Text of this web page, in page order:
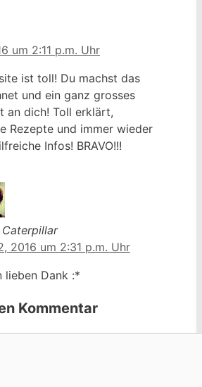
um 2:11 p.m. Uhr
ist toll! Du machst das
und ein ganz grosses
an dich! Toll erklärt,
Rezepte und immer wieder
Infos! BRAVO!!!
Caterpillar
2016 um 2:31 p.m. Uhr
lieben Dank :*
Kommentar